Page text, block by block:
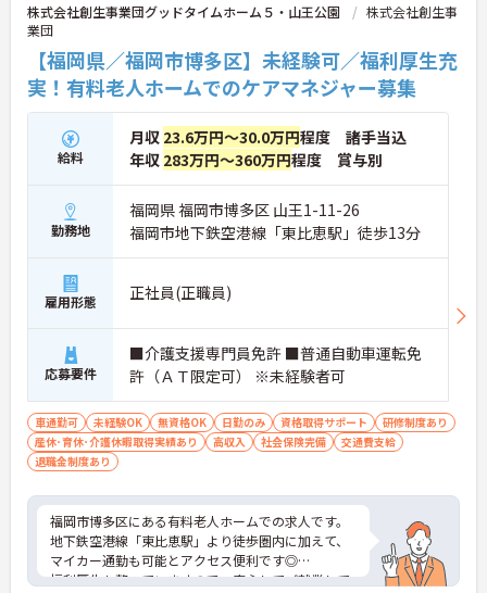
株式会社創生事業団グッドタイムホーム５・山王公園
株式会社創生事
業団
【福岡県／福岡市博多区】未経験可／福利厚生充
実！有料老人ホームでのケアマネジャー募集
給料
月収 23.6万円～30.0万円程度 諸手当込
年収 283万円～360万円程度 賞与別
勤務地
福岡県 福岡市博多区 山王1-11-26
福岡市地下鉄空港線「東比恵駅」徒歩13分
雇用形態 正社員(正職員)
応募要件
■介護支援専門員免許 ■普通自動車運転免
許（ＡＴ限定可） ※未経験者可
車通勤可 未経験OK 無資格OK 日勤のみ 資格取得サポート
研修制度あり
産休･育休･介護休暇取得実績あり
高収入 社会保険完備
交通費支給
退職金制度あり
福岡市博多区にある有料老人ホームでの求人です。
地下鉄空港線「東比恵駅」より徒歩圏内に加えて、
マイカー通勤も可能とアクセス便利です◎
福利厚生も整っていますので、安心してご就業して